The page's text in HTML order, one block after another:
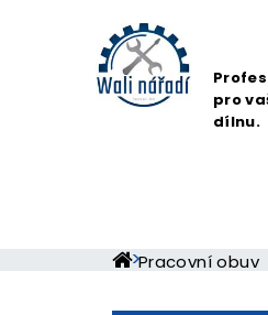
pro
dílnu.
Pracovní obuv